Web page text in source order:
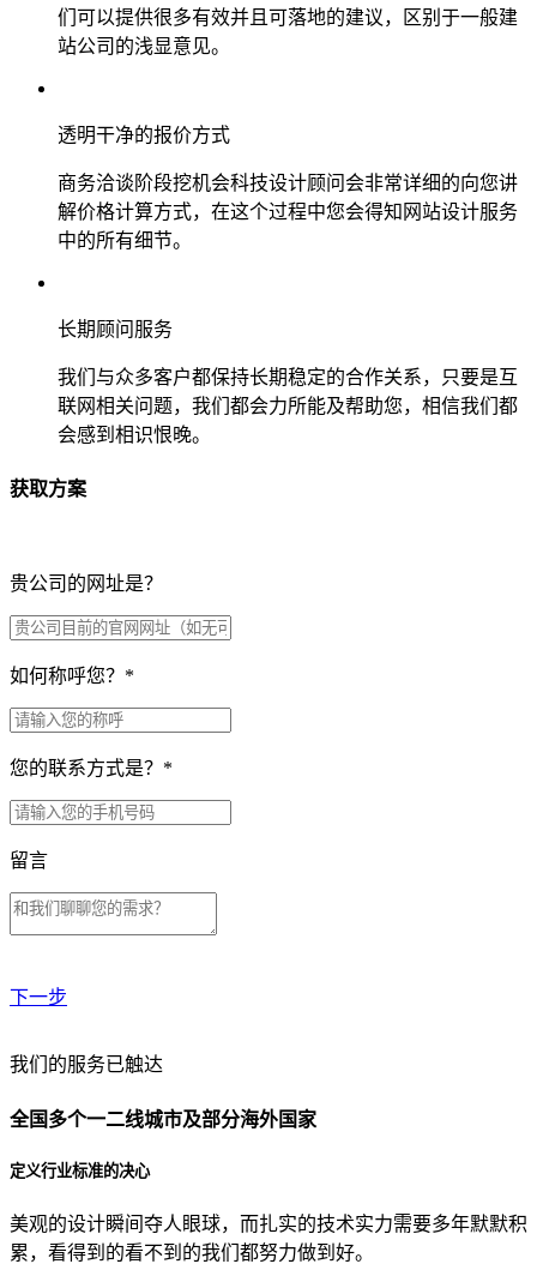
们可以提供很多有效并且可落地的建议，区别于一般建
站公司的浅显意见。
透明干净的报价方式
商务洽谈阶段挖机会科技设计顾问会非常详细的向您讲
解价格计算方式，在这个过程中您会得知网站设计服务
中的所有细节。
长期顾问服务
我们与众多客户都保持长期稳定的合作关系，只要是互
联网相关问题，我们都会力所能及帮助您，相信我们都
会感到相识恨晚。
获取方案
贵公司的网址是？
如何称呼您？ *
您的联系方式是？ *
留言
下一步
贵公司预算范围是？
贵公司的团队规模是？
目前主要的营销渠道是？
我们的服务已触达
全国多个一二线城市及部分海外国家
定义行业标准的决心
美观的设计瞬间夺人眼球，而扎实的技术实力需要多年默默积
累，看得到的看不到的我们都努力做到好。